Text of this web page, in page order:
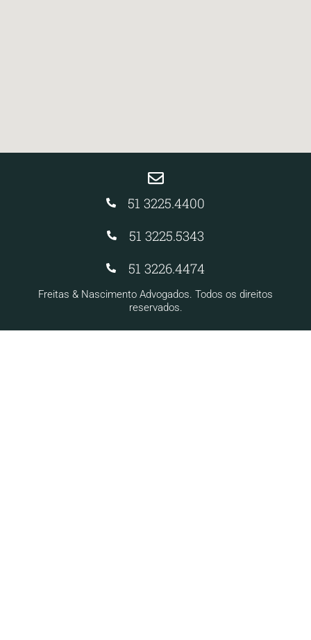
Freitas & Nascimento Advogados. Todos os direitos
reservados.
51 3225.4400
51 3225.5343
51 3226.4474